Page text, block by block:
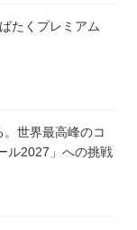
たくプレミアム
。世界最高峰のコ
ル2027」への挑戦